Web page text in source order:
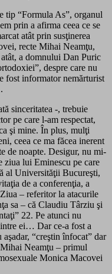
tip “Formula As”, organul
prin a afirma ceea ce se
atât prin susţinerea
recte Mihai Neamţu,
a domnului Dan Puric
despre care nu
fost informator nemărturist
sinceritatea -, trebuie
pe care l-am respectat,
şi mine. În plus, mulţi
ceea ce ma făcea inerent
de noapte. Desigur, nu mi-
ziua lui Eminescu pe care
al Universităţii Bucureşti,
de a conferenţia, a
– referitor la atacurile
sa – că Claudiu Târziu şi
22. Pe atunci nu
ei… Dar ce-a fost a
“creştin înfocat” dar
Neamţu – primul
Monica Macovei